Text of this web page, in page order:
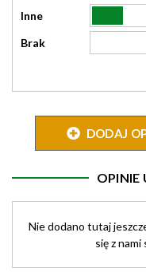
Inne
Brak
DODAJ
Nie dodano tutaj
się z